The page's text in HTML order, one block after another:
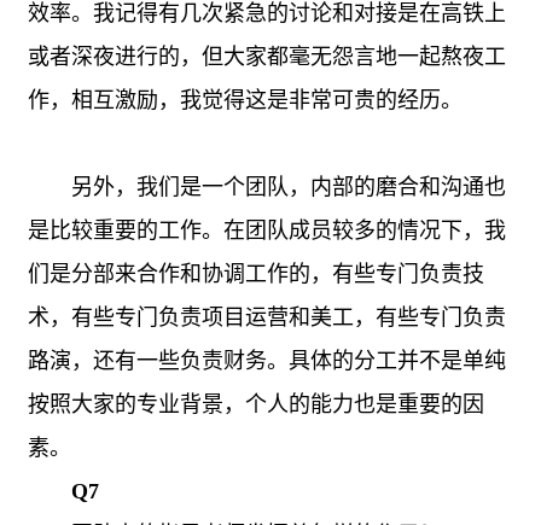
效率。我记得有几次紧急的讨论和对接是在高铁上
或者深夜进行的，但大家都毫无怨言地一起熬夜工
作，相互激励，我觉得这是非常可贵的经历。
另外，我们是一个团队，内部的磨合和沟通也
是比较重要的工作。在团队成员较多的情况下，我
们是分部来合作和协调工作的，有些专门负责技
术，有些专门负责项目运营和美工，有些专门负责
路演，还有一些负责财务。具体的分工并不是单纯
按照大家的专业背景，个人的能力也是重要的因
素。
Q7